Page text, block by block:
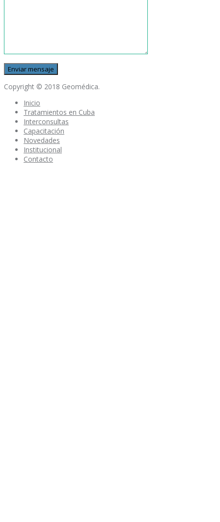
Copyright © 2018 Geomédica.
Inicio
Tratamientos en Cuba
Interconsultas
Capacitación
Novedades
Institucional
Contacto